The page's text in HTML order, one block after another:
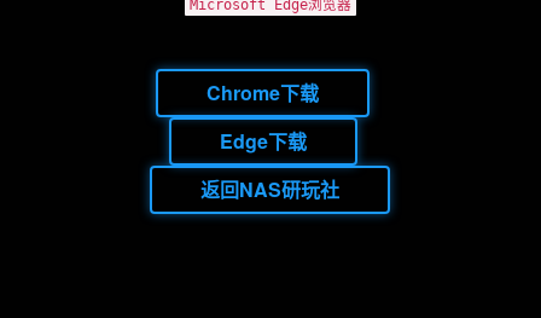
Microsoft Edge浏览器
Chrome下载
Edge下载
返回NAS研玩社